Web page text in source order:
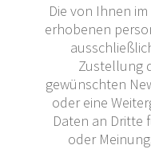
Die von Ihnen
erhobenen
Zustellung
gewünschten
oder eine
Daten an Dritte
oder